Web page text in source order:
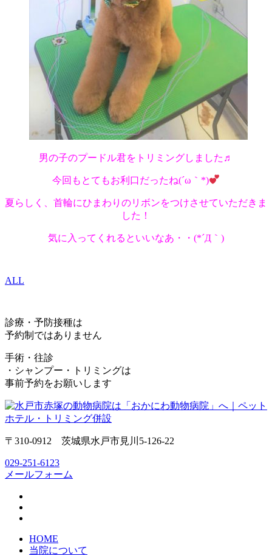
男の子のプードル君をトリミングしました♬
今回もとてもお利口だったね(´ω｀*)
夏らしく、首輪にひまわりのリボンをつけさせていただきま
した！
気に入ってくれるといいなあ・・(*´Д｀)
ALL
診療・予防接種は
予約制ではありません
手術・往診
・シャンプー・トリミングは
事前予約をお願いします
〒310-0912 茨城県水戸市見川5-126-22
029-251-6123
メールフォーム
HOME
当院について